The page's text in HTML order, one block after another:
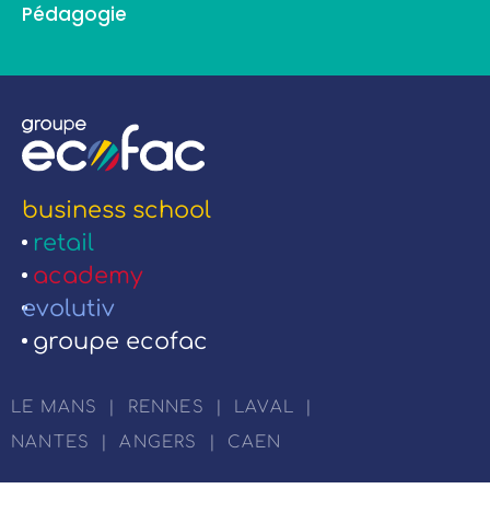
Pédagogie
business school
retail
academy
evolutiv
groupe ecofac
LE MANS RENNES LAVAL
NANTES
ANGERS CAEN